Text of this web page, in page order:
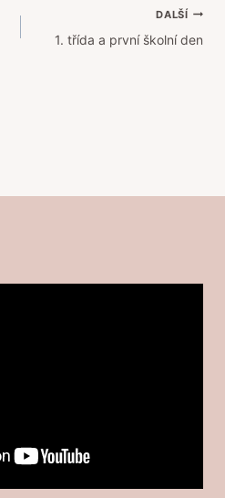
DALŠÍ
1. třída a první školní den